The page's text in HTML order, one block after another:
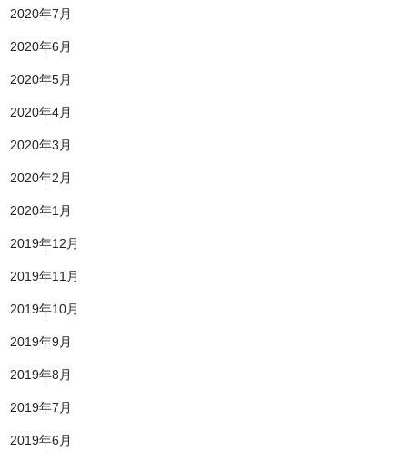
2020年7月
2020年6月
2020年5月
2020年4月
2020年3月
2020年2月
2020年1月
2019年12月
2019年11月
2019年10月
2019年9月
2019年8月
2019年7月
2019年6月